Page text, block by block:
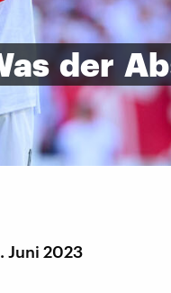
der
Juni 2023